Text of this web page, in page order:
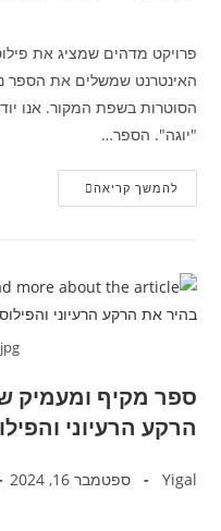
פרויקט מדהים שמציג את
האינטרנט שמשלים את הספר
הסוטרות בשפת המקור. אנו
"יוגה". הספר…
להמשך קריאה
ספר מקיף ומעמיק
הרקע הרעיוני
Yigal ספטמבר 16, 2024